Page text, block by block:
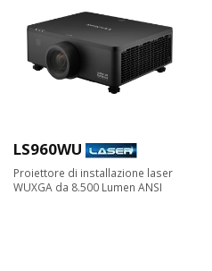
LS960WU
Proiettore di installazione laser
WUXGA da 8.500 Lumen ANSI